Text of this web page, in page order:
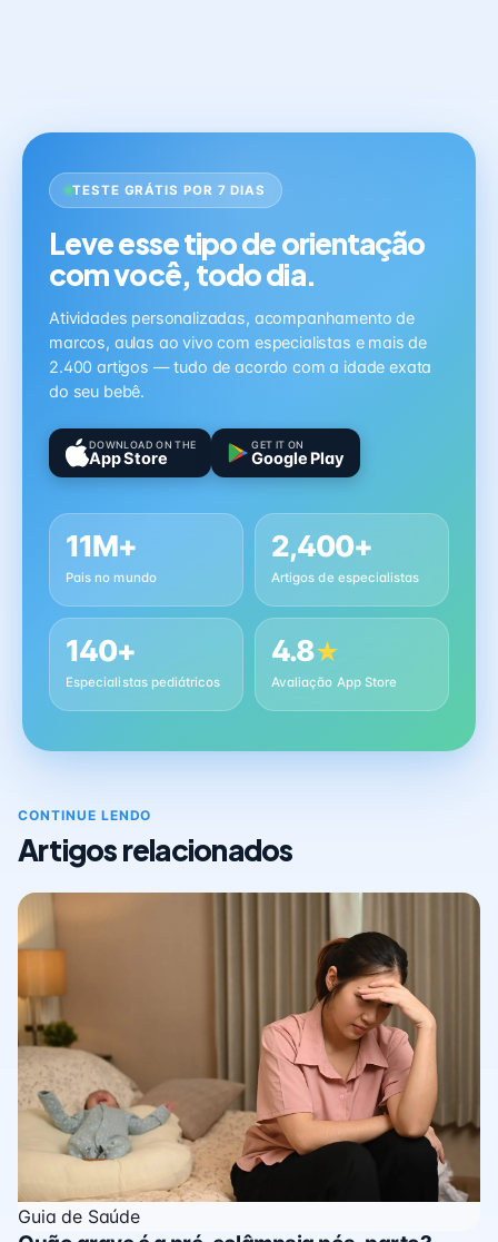
TESTE GRÁTIS POR 7 DIAS
Leve esse tipo de orientação
com você, todo dia.
Atividades personalizadas, acompanhamento de
marcos, aulas ao vivo com especialistas e mais de
2.400 artigos — tudo de acordo com a idade exata
do seu bebê.
DOWNLOAD ON THE
App Store
GET IT ON
Google Play
11M+
Pais no mundo
2,400+
Artigos de especialistas
140+
Especialistas pediátricos
4.8★
Avaliação App Store
CONTINUE LENDO
Artigos relacionados
Guia de Saúde